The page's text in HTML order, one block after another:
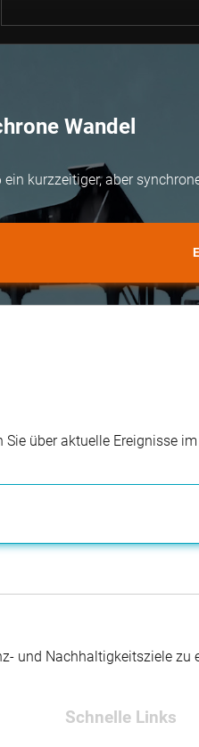
Wandel
kurzzeitiger, aber
über aktuelle Ereignisse
und Nachhaltigkeitsziele
Schnelle Links